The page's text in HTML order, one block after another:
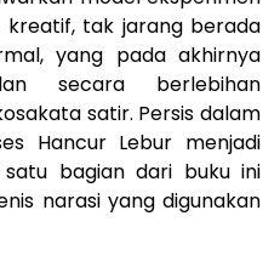
kreatif, tak jarang berada
yang pada akhirnya
secara berlebihan
satir. Persis dalam
Hancur Lebur menjadi
bagian dari buku ini
narasi yang digunakan